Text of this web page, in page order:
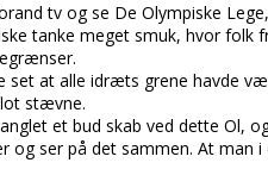
tv og se De Olympiske
tanke meget smuk, hvor
set at alle idræts grene havde
stævne.
et bud skab ved dette Ol,
og ser på det sammen. At man